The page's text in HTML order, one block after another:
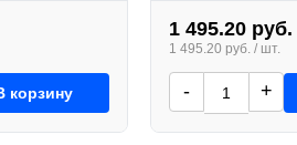
корзину
1 495.20 руб.
1 495.20 руб. / шт.
- +